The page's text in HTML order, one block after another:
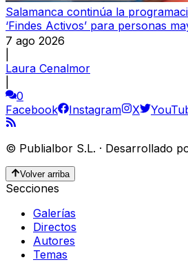
Salamanca continúa la
‘Findes Activos’ para personas
7 ago 2026
Laura Cenalmor
0
Facebook
Instagram X
© Publialbor S.L. · Desarrollado
Volver arriba
Secciones
Galerías
Directos
Autores
Temas